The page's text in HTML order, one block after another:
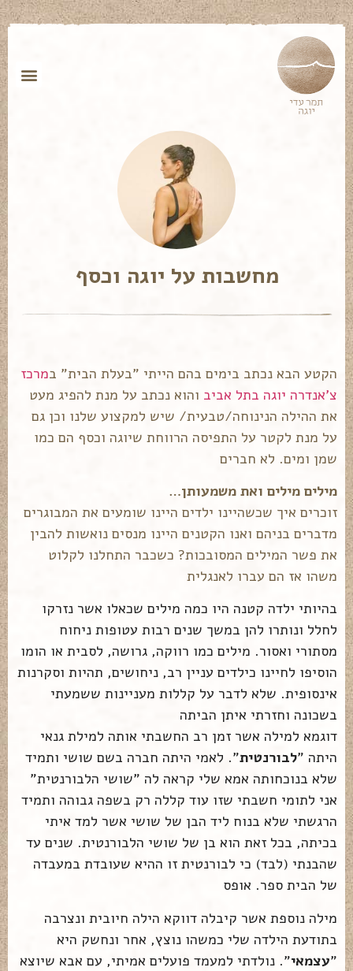
מחשבות על יוגה וכסף
הקטע הבא נכתב בימים בהם הייתי "בעלת הבית" במרכז
צ'אנדרה יוגה בתל אביב והוא נכתב על מנת להפיג מעט
את ההילה הנינוחה/טבעית/ שיש למקצוע שלנו וכן גם
על מנת לקטר על התפיסה הרווחת שיוגה וכסף הם כמו
שמן ומים. לא חברים
מילים מילים ואת משמעותן…
זוכרים איך שכשהיינו ילדים היינו שומעים את המבוגרים
מדברים בניהם ואנו הקטנים היינו מנסים נואשות להבין
את פשר המילים המסובכות? כשכבר התחלנו לקלוט
משהו אז הם עברו לאנגלית
בהיותי ילדה קטנה היו כמה מילים שכאלו אשר נזרקו
לחלל ונותרו להן במשך שנים רבות עטופות ניחוח
מסתורי ואסור. מילים כמו רווקה, גרושה, לסבית או הומו
הוסיפו לחיינו כילדים עניין רב, ניחושים, תהיות וסקרנות
אינסופית. שלא לדבר על קללות מעניינות ששמעתי
בשכונה וחזרתי איתן הביתה
דוגמא למילה אשר זמן רב החשבתי אותה למילת גנאי
היתה "לבורנטית". לאמי היתה חברה בשם שושי ותמיד
שלא בנוכחותה אמא שלי קראה לה "שושי הלבורנטית"
אני לתומי חשבתי שזו עוד קללה רק בשפה גבוהה ותמיד
הרגשתי שלא בנוח ליד הבן של שושי אשר למד איתי
בכיתה, בכל זאת הוא בן של שושי הלבורנטית. שנים עד
שהבנתי (לבד) כי לבורנטית זו ההיא שעובדת במעבדה
של הבית ספר. אופס
מילה נוספת אשר קיבלה דווקא הילה חיובית ונצרבה
בתודעת הילדה שלי כמשהו נוצץ, אחר ונחשק היא
"עצמאי". נולדתי למעמד פועלים אמיתי, עם אבא שיוצא